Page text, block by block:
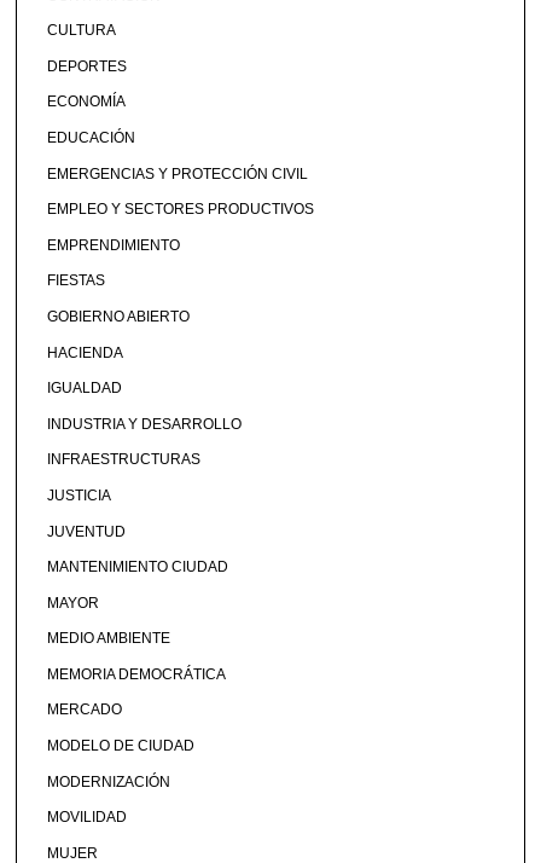
CULTURA
DEPORTES
ECONOMÍA
EDUCACIÓN
EMERGENCIAS Y PROTECCIÓN CIVIL
EMPLEO Y SECTORES PRODUCTIVOS
EMPRENDIMIENTO
FIESTAS
GOBIERNO ABIERTO
HACIENDA
IGUALDAD
INDUSTRIA Y DESARROLLO
INFRAESTRUCTURAS
JUSTICIA
JUVENTUD
MANTENIMIENTO CIUDAD
MAYOR
MEDIO AMBIENTE
MEMORIA DEMOCRÁTICA
MERCADO
MODELO DE CIUDAD
MODERNIZACIÓN
MOVILIDAD
MUJER